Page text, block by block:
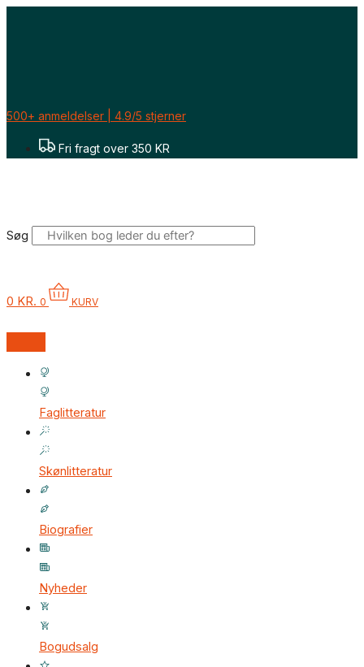
Gå
500+ anmeldelser | 4.9/5 stjerner
Fri fragt over 350 KR
Søg
0 KR. 0 KURV
Faglitteratur
Skønlitteratur
Biografier
Nyheder
Bogudsalg